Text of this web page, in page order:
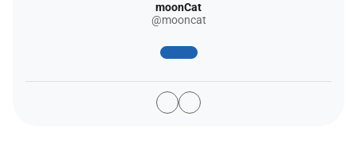
moonCat
@mooncat